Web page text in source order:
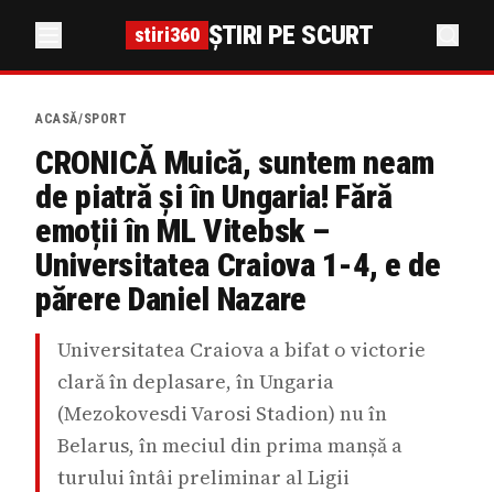
stiri360 ȘTIRI PE SCURT
ACASĂ/SPORT
CRONICĂ Muică, suntem neam
de piatră și în Ungaria! Fără
emoții în ML Vitebsk –
Universitatea Craiova 1-4, e de
părere Daniel Nazare
Universitatea Craiova a bifat o victorie
clară în deplasare, în Ungaria
(Mezokovesdi Varosi Stadion) nu în
Belarus, în meciul din prima manșă a
turului întâi preliminar al Ligii